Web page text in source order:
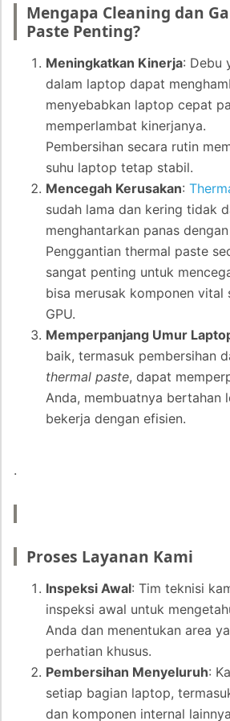
Mengapa Cleaning dan
Paste Penting?
Meningkatkan Kinerja: Debu
dalam laptop dapat
menyebabkan laptop cepat
memperlambat kinerjanya.
Pembersihan secara rutin
suhu laptop tetap stabil.
Mencegah Kerusakan:
sudah lama dan kering tidak
menghantarkan panas
Penggantian thermal paste
sangat penting untuk
bisa merusak komponen vital
GPU.
Memperpanjang Umur
baik, termasuk pembersihan
thermal paste, dapat
Anda, membuatnya bertahan
bekerja dengan efisien.
.
Proses Layanan Kami
Inspeksi Awal: Tim teknisi
inspeksi awal untuk
Anda dan menentukan area
perhatian khusus.
Pembersihan Menyeluruh:
setiap bagian laptop,
dan komponen internal